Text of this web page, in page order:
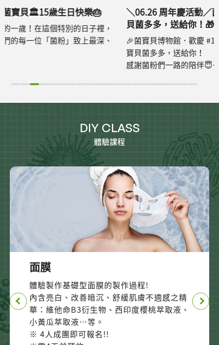
＼06.26 周年慶活動／菌寶貝🏛️歡慶15週年！🎉寶
貝菌多多，送給你！🎁
🎉菌寶貝博物館．歡慶 #15週年慶🎉
DIY CLASS
體驗課程
乳液
體驗製作基礎型乳液的製作過程!
內含優質防止肌膚老化、保濕精華：玻尿
酸、Q10、六胜肽…等。
※ 4人成團即可報名!!
※需4天前預約
面膜
體驗製作基礎型面膜的製作過程!
內含亮白、改善暗沉、舒緩肌膚不適感之精
華：維他命B3衍生物、西印度櫻桃萃取液、
小黃瓜萃取液…等。
※ 4人成團即可報名!!
凍膜
體驗基礎型凍膜的製作過程!
內含保濕、舒緩疲倦的肌膚之精華：蠶絲蛋
白、洋甘菊花水、牛蒡萃取液…等。
※ 4人成團即可報名!!
※需4天前預約
金柑乾洗手
體驗製作乾洗手的過程!
內含嫩白、保濕、舒緩、滋潤之精華：酒
精、金柑保濕萃取液…等。
※ 4人成團即可報名!!
※需4天前預約
北蟲草接菌
親手體驗接種菌種，培育屬於您的北蟲草!
※ 25人成團即可報名!!
※需15天前預約
NT$300元 / 人